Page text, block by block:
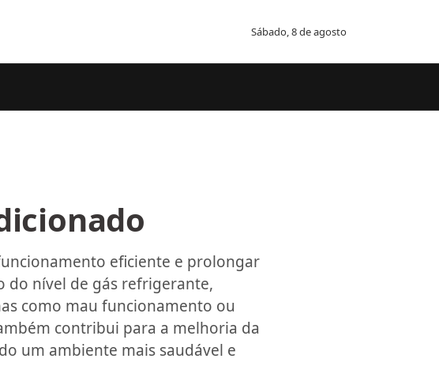
Sábado, 8 de agosto
eficiente e prolongar
do nível de gás refrigerante,
como mau funcionamento ou
contribui para a melhoria da
um ambiente mais saudável e